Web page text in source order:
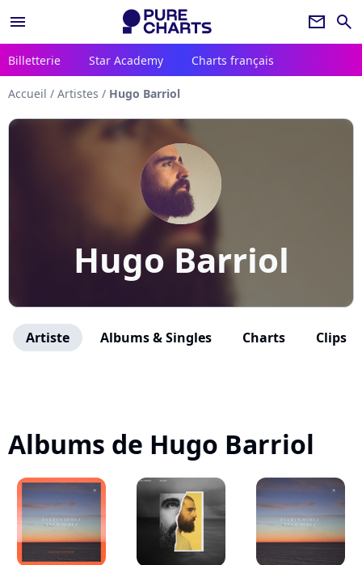
menu newsletter search
Billetterie Star Academy Charts français
Accueil / Artistes / Hugo Barriol
Hugo Barriol
Artiste Albums & Singles Charts Clips
Albums de Hugo Barriol